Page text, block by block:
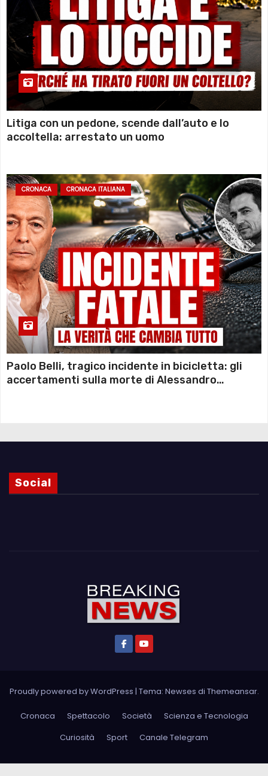
Litiga con un pedone, scende dall’auto e lo
accoltella: arrestato un uomo
CRONACA CRONACA ITALIANA
Paolo Belli, tragico incidente in bicicletta: gli
accertamenti sulla morte di Alessandro
Social
Proudly powered by WordPress | Tema: Newses di Themeansar.
Cronaca Spettacolo Società
Scienza e Tecnologia
Curiosità
Sport Canale Telegram